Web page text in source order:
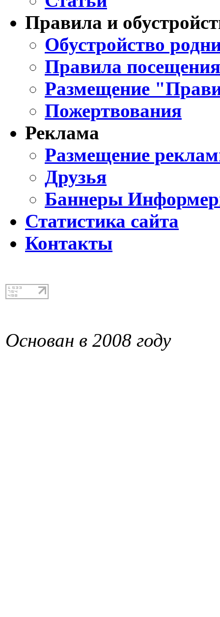
Правила и
Обустройство
Правила
Размещение
Пожертвования
Реклама
Размещение
Друзья
Баннеры
Статистика сайта
Контакты
Основан в 2008 году